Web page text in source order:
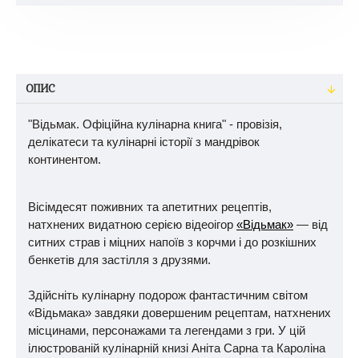
ОПИС
"Відьмак. Офіційна кулінарна книга" - провізія,
делікатеси та кулінарні історії з мандрівок
континентом.
Вісімдесят поживних та апетитних рецептів,
натхнених видатною серією відеоігор «Відьмак» — від
ситних страв і міцних напоїв з корчми і до розкішних
бенкетів для застілля з друзями.
Здійсніть кулінарну подорож фантастичним світом
«Відьмака» завдяки довершеним рецептам, натхнених
місцинами, персонажами та легендами з гри. У цій
ілюстрованій кулінарній книзі Аніта Сарна та Кароліна